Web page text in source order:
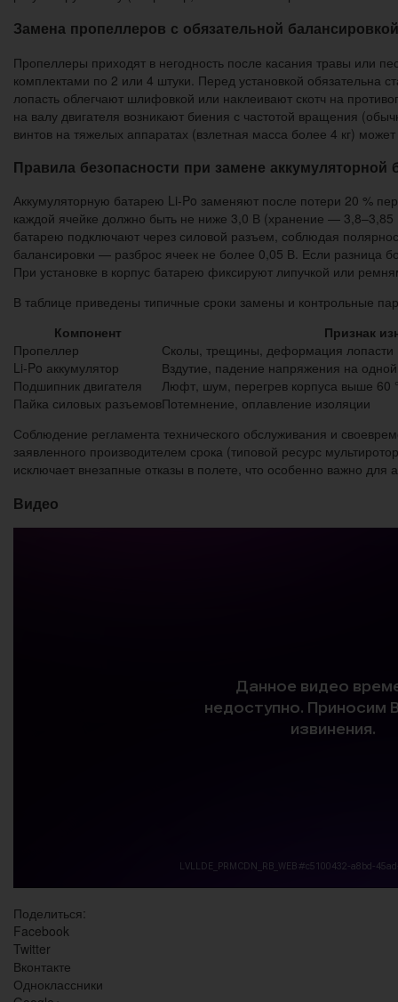
Замена пропеллеров с обязательной балансировкой
Пропеллеры приходят в негодность после касания травы или
комплектами по 2 или 4 штуки. Перед установкой обязательна
лопасть облегчают шлифовкой или наклеивают скотч на
на валу двигателя возникают биения с частотой вращения
винтов на тяжелых аппаратах (взлетная масса более 4 кг)
Правила безопасности при замене аккумуляторной
Аккумуляторную батарею Li-Po заменяют после потери 20 %
каждой ячейке должно быть не ниже 3,0 В (хранение —
батарею подключают через силовой разъем, соблюдая
балансировки — разброс ячеек не более 0,05 В. Если разница
При установке в корпус батарею фиксируют липучкой или
В таблице приведены типичные сроки замены и контрольные
Компонент
Признак
Пропеллер
Сколы, трещины, деформация лопасти
Li-Po аккумулятор
Вздутие, падение напряжения на
Подшипник двигателя
Люфт, шум, перегрев корпуса выше 60
Пайка силовых разъемовПотемнение, оплавление изоляции
Соблюдение регламента технического обслуживания и
заявленного производителем срока (типовой ресурс
исключает внезапные отказы в полете, что особенно важно
Видео
Поделиться:
Facebook
Twitter
Вконтакте
Одноклассники